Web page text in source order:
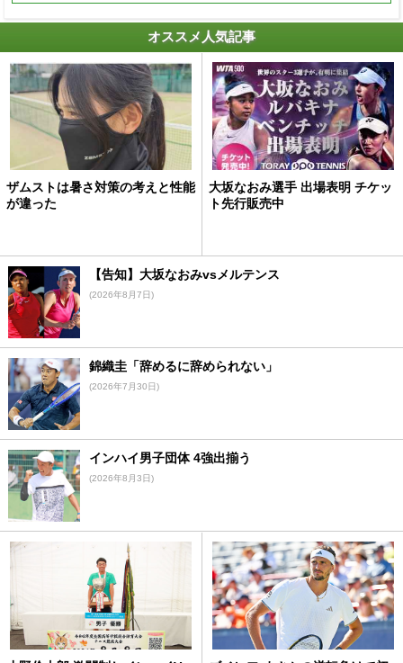
オススメ人気記事
ザムストは暑さ対策の考えと性能
が違った
大坂なおみ選手 出場表明 チケッ
ト先行販売中
【告知】大坂なおみvsメルテンス
(2026年8月7日)
錦織圭「辞めるに辞められない」
(2026年7月30日)
インハイ男子団体 4強出揃う
(2026年8月3日)